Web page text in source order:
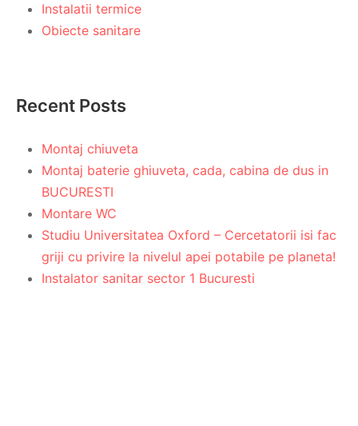
Instalatii termice
Obiecte sanitare
Recent Posts
Montaj chiuveta
Montaj baterie ghiuveta, cada, cabina de dus in
BUCURESTI
Montare WC
Studiu Universitatea Oxford – Cercetatorii isi fac
griji cu privire la nivelul apei potabile pe planeta!
Instalator sanitar sector 1 Bucuresti